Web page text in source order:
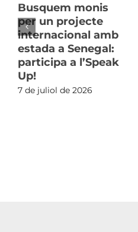
Busquem monis
per un projecte
internacional amb
estada a Senegal:
participa a l’Speak
Up!
7 de juliol de 2026